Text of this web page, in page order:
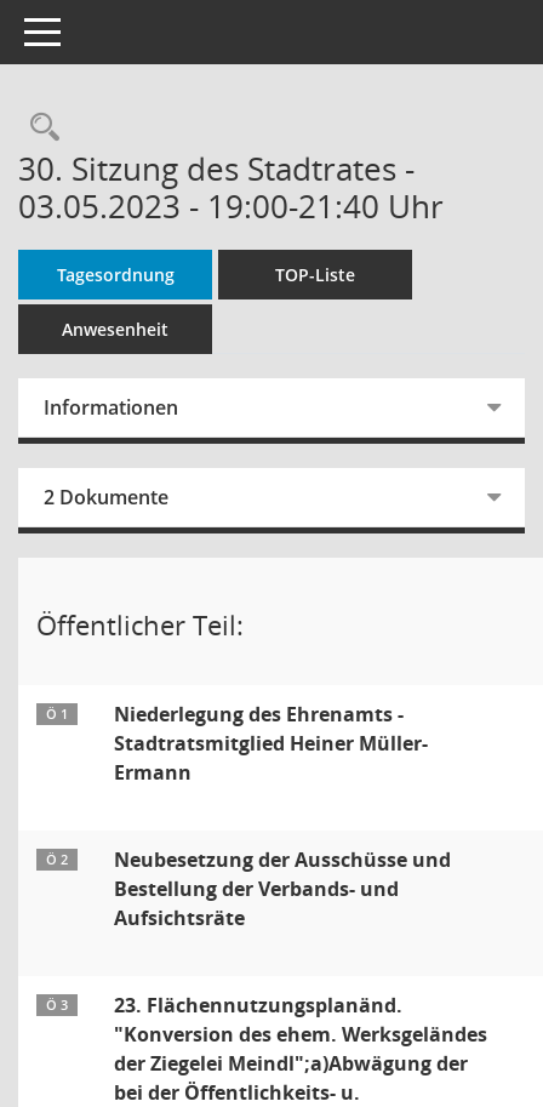
Toggle navigation
Rechercheauswahl
30. Sitzung des Stadtrates -
03.05.2023 - 19:00-21:40 Uhr
Tagesordnung TOP-Liste
Anwesenheit
Informationen
2 Dokumente
Öffentlicher Teil:
Ö 1
Niederlegung des Ehrenamts -
Stadtratsmitglied Heiner Müller-
Ermann
Ö 2
Neubesetzung der Ausschüsse und
Bestellung der Verbands- und
Aufsichtsräte
Ö 3
23. Flächennutzungsplanänd.
"Konversion des ehem. Werksgeländes
der Ziegelei Meindl";a)Abwägung der
bei der Öffentlichkeits- u.